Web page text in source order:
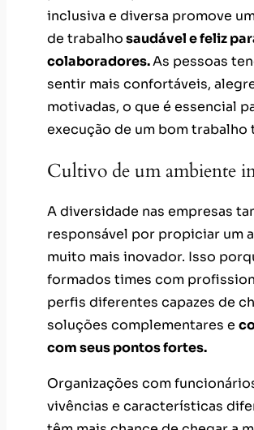
inclusiva e diversa promove
de trabalhosaudável e feliz
colaboradores.As pessoas
sentir mais confortáveis,
motivadas, o que é essencial
execução de um bom trabalho
Cultivo de um ambiente
A diversidade nas empresas
responsável por propiciar um
muito mais inovador. Isso
formados times com
perfis diferentes capazes de
soluções complementares e
com seus pontos fortes.
Organizações com
vivências e características